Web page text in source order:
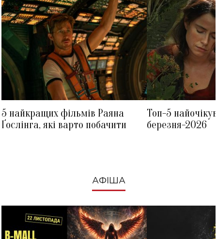
5 найкращих фільмів Раяна
Ґослінга, які варто побачити
Топ-5
березня-2026
АФІША